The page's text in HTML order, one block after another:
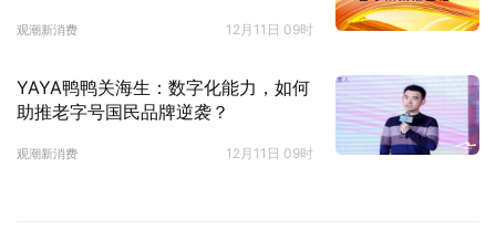
观潮新消费 12月11日 09时
YAYA鸭鸭关海生：数字化能力，如何
助推老字号国民品牌逆袭？
观潮新消费 12月11日 09时